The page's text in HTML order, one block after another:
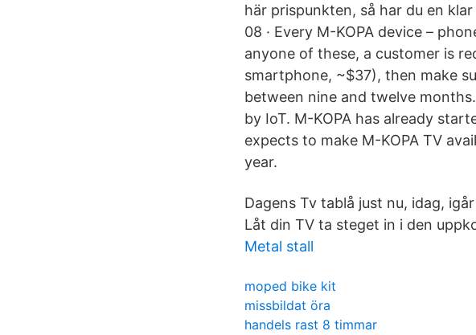
här prispunkten, så har du en
08 · Every M-KOPA device –
anyone of these, a customer is
smartphone, ~$37), then make
between nine and twelve
by IoT. M-KOPA has already
expects to make M-KOPA TV
year.
Dagens Tv tablå just nu, idag,
Låt din TV ta steget in i den
Metal stall
moped bike kit
missbildat öra
handels rast 8 timmar